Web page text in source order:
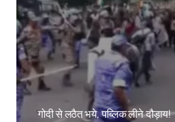
गोदी से लठैत भये, पब्लिक लीने दौड़ाय!